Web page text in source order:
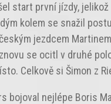
start první jízdy,
kolem se snažil
jezdcem
se ocitl v druhé
Celkově si Šimon z
bojoval nejlépe Boris